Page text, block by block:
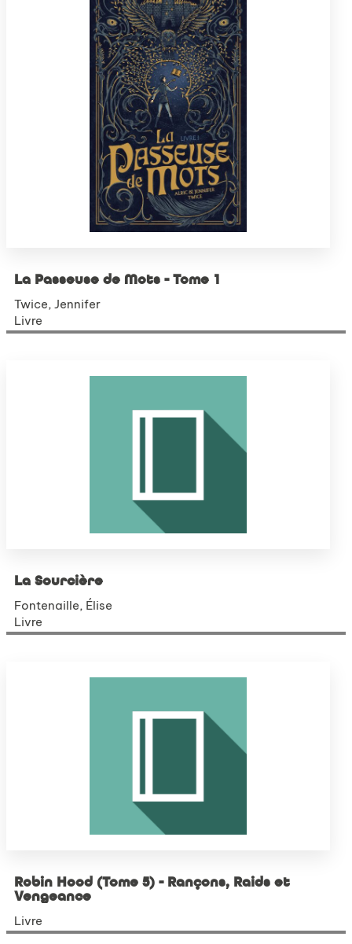
La Passeuse de Mots - Tome 1
Twice, Jennifer
Livre
La Sourcière
Fontenaille, Élise
Livre
Robin Hood (Tome 5) - Rançons, Raids et
Vengeance
Livre